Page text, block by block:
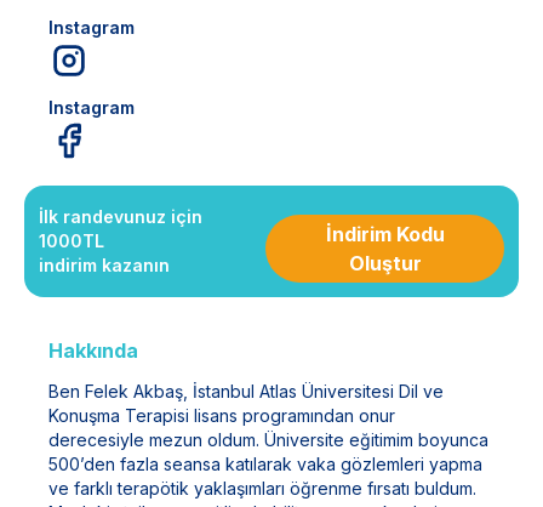
Instagram
Instagram
İlk randevunuz için
1000TL
indirim kazanın
İndirim Kodu
Oluştur
Hakkında
Ben Felek Akbaş, İstanbul Atlas Üniversitesi Dil ve
Konuşma Terapisi lisans programından onur
derecesiyle mezun oldum. Üniversite eğitimim boyunca
500’den fazla seansa katılarak vaka gözlemleri yapma
ve farklı terapötik yaklaşımları öğrenme fırsatı buldum.